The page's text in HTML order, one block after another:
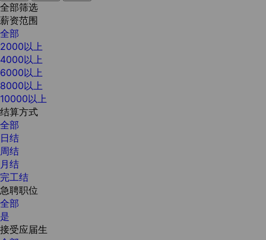
全部筛选
薪资范围
全部
2000以上
4000以上
6000以上
8000以上
10000以上
结算方式
全部
日结
周结
月结
完工结
急聘职位
全部
是
接受应届生